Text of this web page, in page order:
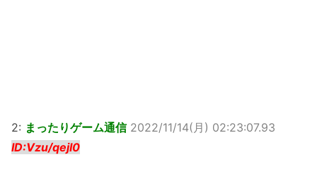
2: まったりゲーム通信 2022/11/14(月) 02:23:07.93
ID:Vzu/qejI0